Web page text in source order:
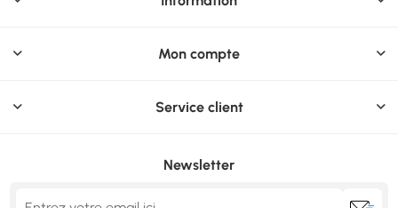
Mon compte
Service client
Newsletter